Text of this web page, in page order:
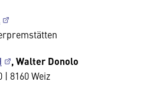
, Walter Donolo
8160 Weiz